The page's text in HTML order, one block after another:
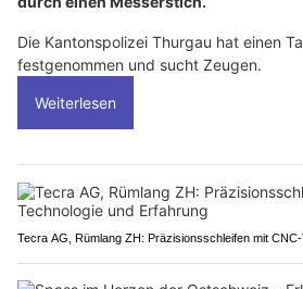
Die Kantonspolizei Thurgau hat einen
festgenommen und sucht Zeugen.
Weiterlesen
Tecra AG, Rümlang ZH: Präzisionsschleifen mit